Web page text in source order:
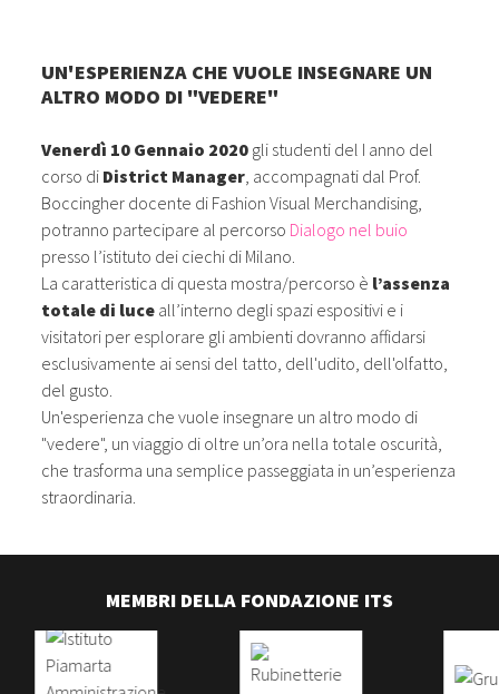
UN'ESPERIENZA CHE VUOLE INSEGNARE UN
ALTRO MODO DI "VEDERE"
Venerdì 10 Gennaio 2020 gli studenti del I anno del
corso di District Manager, accompagnati dal Prof.
Boccingher docente di Fashion Visual Merchandising,
potranno partecipare al percorso Dialogo nel buio
presso l’istituto dei ciechi di Milano.
La caratteristica di questa mostra/percorso è l’assenza
totale di luce all’interno degli spazi espositivi e i
visitatori per esplorare gli ambienti dovranno affidarsi
esclusivamente ai sensi del tatto, dell'udito, dell'olfatto,
del gusto.
Un'esperienza che vuole insegnare un altro modo di
"vedere", un viaggio di oltre un’ora nella totale oscurità,
che trasforma una semplice passeggiata in un’esperienza
straordinaria.
MEMBRI DELLA FONDAZIONE ITS